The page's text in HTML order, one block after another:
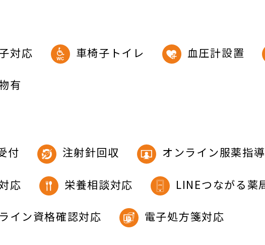
対応
車椅子トイレ 血圧計設置
有
付
注射針回収 オンライン服薬指
応 栄養相談対応 LINEつながる薬
イン資格確認対応 電子処方箋対応